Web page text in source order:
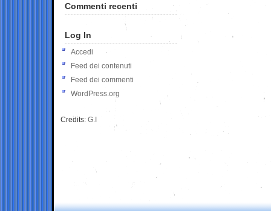
Commenti recenti
Log In
Accedi
Feed dei contenuti
Feed dei commenti
WordPress.org
Credits: G.I